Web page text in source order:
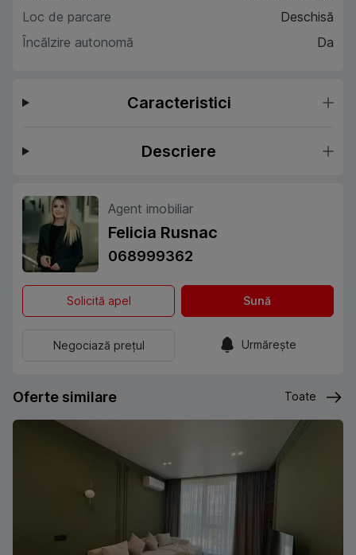
Loc de parcare
Deschisă
Încălzire autonomă
Da
Caracteristici
Descriere
Agent imobiliar
Felicia Rusnac
068999362
Solicită apel Sună
Negociază prețul Urmărește
Oferte similare Toate